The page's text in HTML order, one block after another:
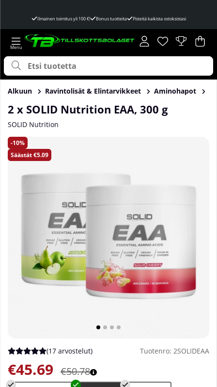
Ilmainen toimitus yli 100 €! Bonus tuotteita Pisteitä kaikista ostoksistasi
Toivelista
Lukumäärä
. .
Alkuun Ravintolisät & Elintarvikkeet Aminohapot
2 x SOLID Nutrition EAA, 300 g
SOLID Nutrition
10
Säästät€5.09
Tuotekuvat 2 x SOLID Nutrition EAA, 300 g
Keskiarvoluokitus 5 / 5 Arvioiden määrä 17
(17 arvostelut) Tuotenro: 2SOLIDEAA
€50.78
€45.69